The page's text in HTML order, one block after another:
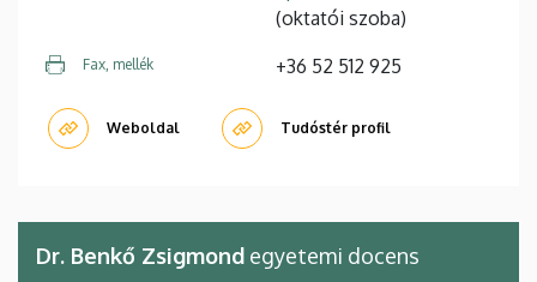
(oktatói szoba)
Fax, mellék +36 52 512 925
Weboldal Tudóstér profil
Dr. Benkő Zsigmond egyetemi docens